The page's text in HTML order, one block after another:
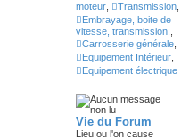
moteur
Transmission
Embrayage, boite de
vitesse, transmission.
Carrosserie générale
Equipement Intérieur
Equipement électrique
Vie du Forum
Lieu ou l'on cause